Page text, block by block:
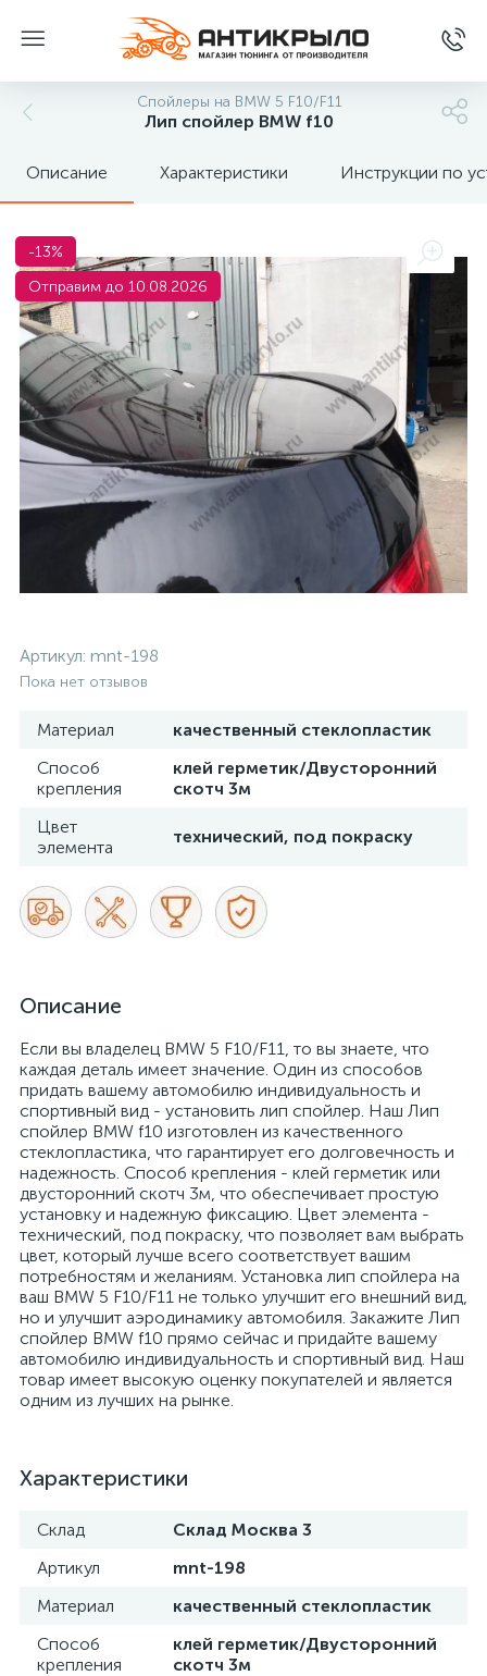
Спойлеры на BMW 5 F10/F11
Лип спойлер BMW f10
Описание Характеристики Инструкции по
-13%
Отправим до 10.08.2026
Артикул: mnt-198
Пока нет отзывов
Материал
качественный стеклопластик
Способ
крепления
клей герметик/Двусторонний
скотч 3м
Цвет
элемента
технический, под покраску
Описание
Если вы владелец BMW 5 F10/F11, то вы знаете, что
каждая деталь имеет значение. Один из способов
придать вашему автомобилю индивидуальность и
спортивный вид - установить лип спойлер. Наш Лип
спойлер BMW f10 изготовлен из качественного
стеклопластика, что гарантирует его долговечность и
надежность. Способ крепления - клей герметик или
двусторонний скотч 3м, что обеспечивает простую
установку и надежную фиксацию. Цвет элемента -
технический, под покраску, что позволяет вам выбрать
цвет, который лучше всего соответствует вашим
потребностям и желаниям. Установка лип спойлера на
ваш BMW 5 F10/F11 не только улучшит его внешний вид,
но и улучшит аэродинамику автомобиля. Закажите Лип
спойлер BMW f10 прямо сейчас и придайте вашему
автомобилю индивидуальность и спортивный вид. Наш
товар имеет высокую оценку покупателей и является
одним из лучших на рынке.
Характеристики
Склад
Склад Москва 3
Артикул
mnt-198
Материал
качественный стеклопластик
Способ
крепления
клей герметик/Двусторонний
скотч 3м